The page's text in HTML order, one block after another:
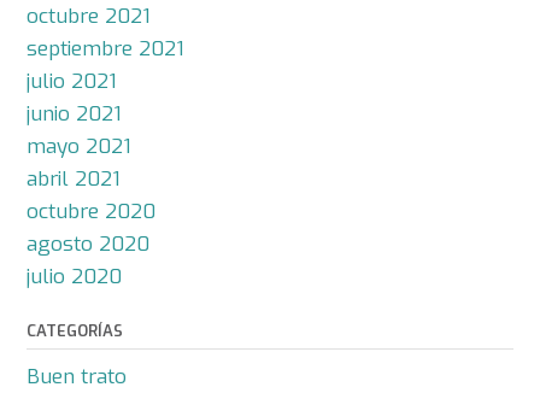
octubre 2021
septiembre 2021
julio 2021
junio 2021
mayo 2021
abril 2021
octubre 2020
agosto 2020
julio 2020
CATEGORÍAS
Buen trato